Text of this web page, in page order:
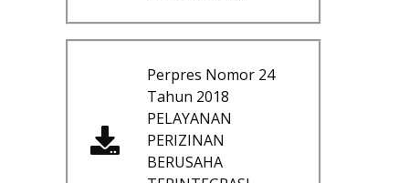
Perpres Nomor 24
Tahun 2018
PELAYANAN
PERIZINAN
BERUSAHA